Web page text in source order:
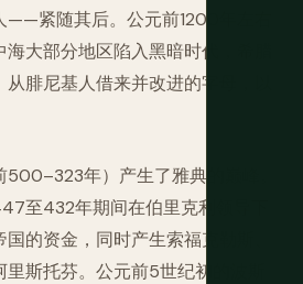
——紧随其后。公元前1200年左右
大部分地区陷入黑暗时代，希腊
腓尼基人借来并改进的字母，以
年）产生了雅典的巅峰。
至432年期间在伯里克利领导下
的资金，同时产生索福克勒斯、
斯托芬。公元前5世纪初的波斯